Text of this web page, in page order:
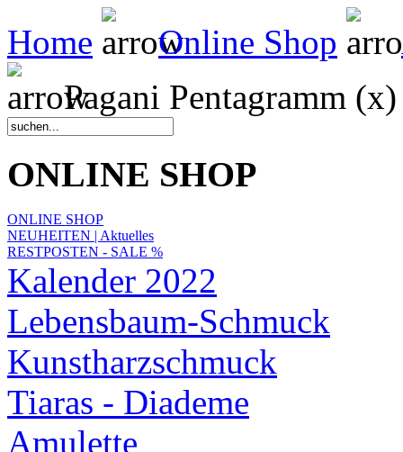
Home Online Shop
Pagani Pentagramm (x)
ONLINE SHOP
ONLINE SHOP
NEUHEITEN | Aktuelles
RESTPOSTEN - SALE %
Kalender 2022
Lebensbaum-Schmuck
Kunstharzschmuck
Tiaras - Diademe
Amulette